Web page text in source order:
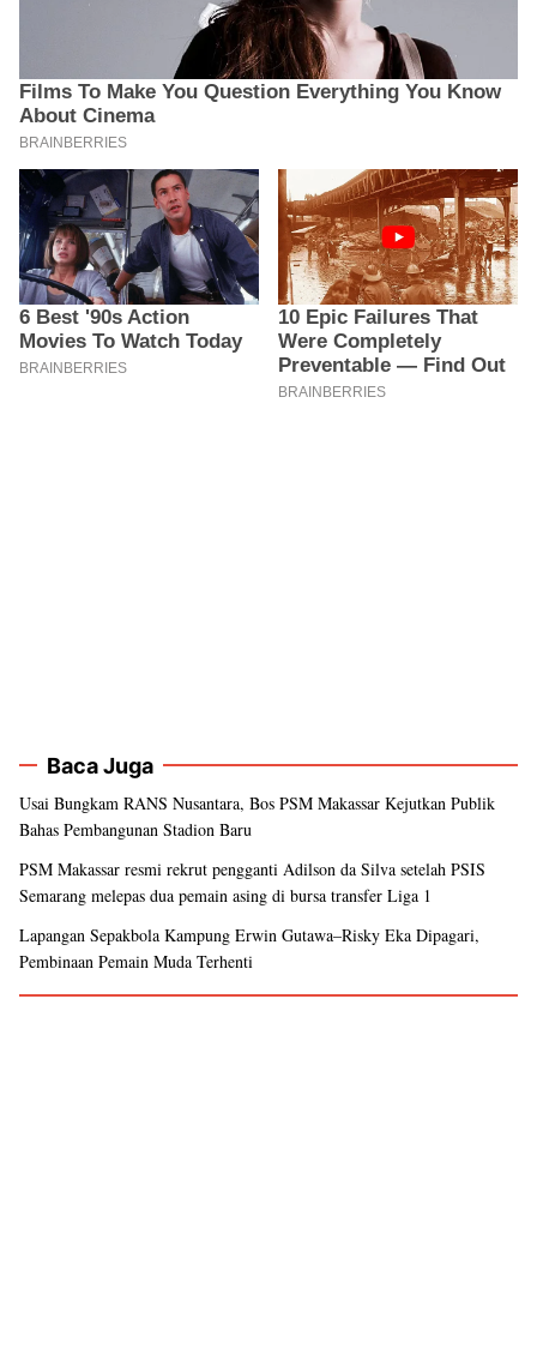
Baca Juga
Usai Bungkam RANS Nusantara, Bos PSM Makassar Kejutkan Publik
Bahas Pembangunan Stadion Baru
PSM Makassar resmi rekrut pengganti Adilson da Silva setelah PSIS
Semarang melepas dua pemain asing di bursa transfer Liga 1
Lapangan Sepakbola Kampung Erwin Gutawa–Risky Eka Dipagari,
Pembinaan Pemain Muda Terhenti